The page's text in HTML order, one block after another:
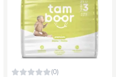
(0)